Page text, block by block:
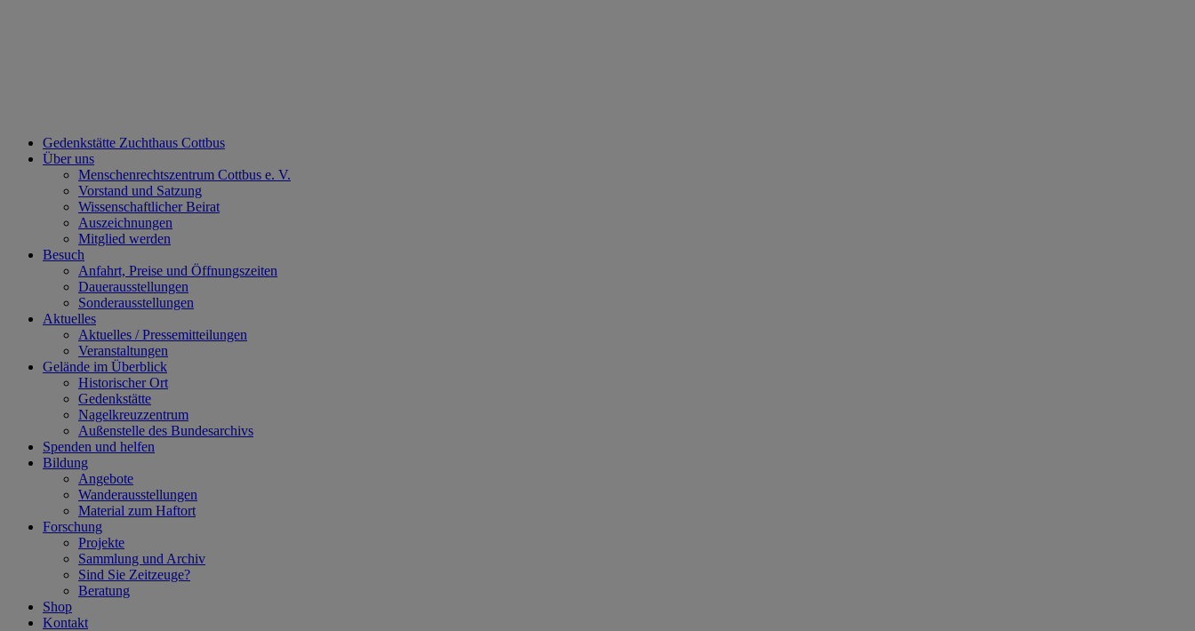
Gedenkstätte Zuchthaus Cottbus
Über uns
Menschenrechtszentrum Cottbus e. V.
Vorstand und Satzung
Wissenschaftlicher Beirat
Auszeichnungen
Mitglied werden
Besuch
Anfahrt, Preise und Öffnungszeiten
Dauerausstellungen
Sonderausstellungen
Aktuelles
Aktuelles / Pressemitteilungen
Veranstaltungen
Gelände im Überblick
Historischer Ort
Gedenkstätte
Nagelkreuzzentrum
Außenstelle des Bundesarchivs
Spenden und helfen
Bildung
Angebote
Wanderausstellungen
Material zum Haftort
Forschung
Projekte
Sammlung und Archiv
Sind Sie Zeitzeuge?
Beratung
Shop
Kontakt